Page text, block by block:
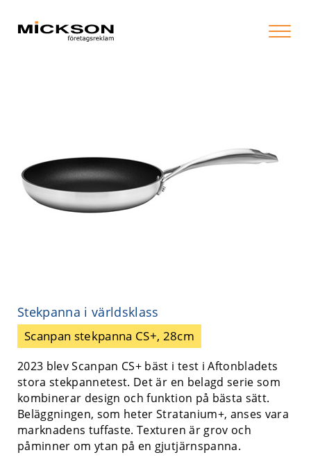
Stekpanna i världsklass
Scanpan stekpanna CS+, 28cm
2023 blev Scanpan CS+ bäst i test i Aftonbladets
stora stekpannetest. Det är en belagd serie som
kombinerar design och funktion på bästa sätt.
Beläggningen, som heter Stratanium+, anses vara
marknadens tuffaste. Texturen är grov och
påminner om ytan på en gjutjärnspanna.